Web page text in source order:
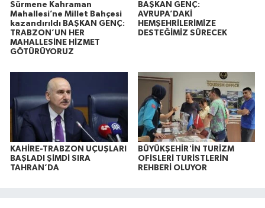
Sürmene Kahraman
Mahallesi’ne Millet Bahçesi
kazandırıldı BAŞKAN GENÇ:
TRABZON’UN HER
MAHALLESİNE HİZMET
GÖTÜRÜYORUZ
BAŞKAN GENÇ:
AVRUPA’DAKİ
HEMŞEHRİLERİMİZE
DESTEĞİMİZ SÜRECEK
KAHİRE-TRABZON UÇUŞLARI
BAŞLADI ŞİMDİ SIRA
TAHRAN’DA
BÜYÜKŞEHİR'İN TURİZM
OFİSLERİ TURİSTLERİN
REHBERİ OLUYOR